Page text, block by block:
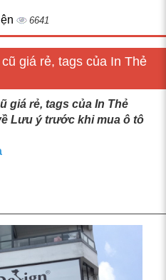
6641
giá rẻ, tags của In Thẻ
giá rẻ, tags của In Thẻ
Lưu ý trước khi mua ô tô